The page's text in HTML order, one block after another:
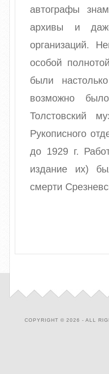
автографы
архивы и
организаций.
особой
были
возможно
Толстовский
Рукописного
до 1929 г.
издание их)
смерти
COPYRIGHT © 2026 - ALL